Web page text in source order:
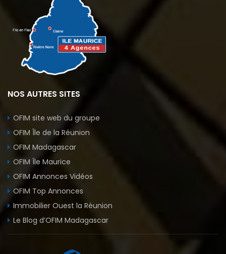
NOS AUTRES SITES
OFIM site web du groupe
OFIM Île de la Réunion
OFIM Madagascar
OFIM Île Maurice
OFIM Annonces Vidéos
OFIM Top Annonces
Immobilier Ouest la Réunion
Le Blog d’OFIM Madagascar